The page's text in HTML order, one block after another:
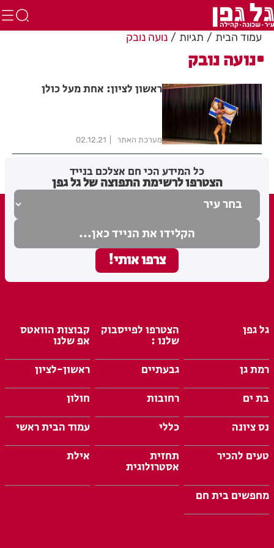
עמוד הבית תגיות נועה נובק
נועה נובק
ראשון לציון: אחת מעל כולן
מערכת האתר 02.12.21
כל המידע הכי חם אצלכם בנייד
הצטרפו לרשימת התפוצה של גל גפן
גל גפן הצטרפו לפייסבוק
שלנו :
קבוצות הוואטס
אפ שלנו
רמת גן
גבעתיים
ראשון-לציון
בת ים
רחובות
חולון
נס ציונה
כללי
עמוד הבית ראשי
טעים להכיר
תחזית
אסטרולוגית
אילת
מחפשים בית חם